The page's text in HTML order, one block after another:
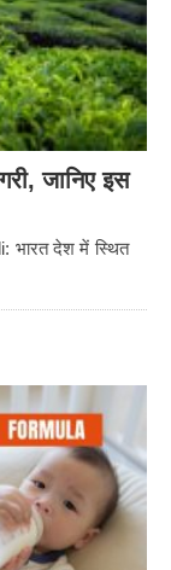
जानिए इस
भारत देश में स्थित